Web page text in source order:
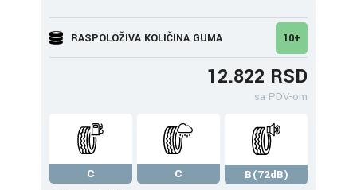
RASPOLOŽIVA KOLIČINA GUMA 10+
12.822 RSD
sa PDV-om
C C
B(72dB)